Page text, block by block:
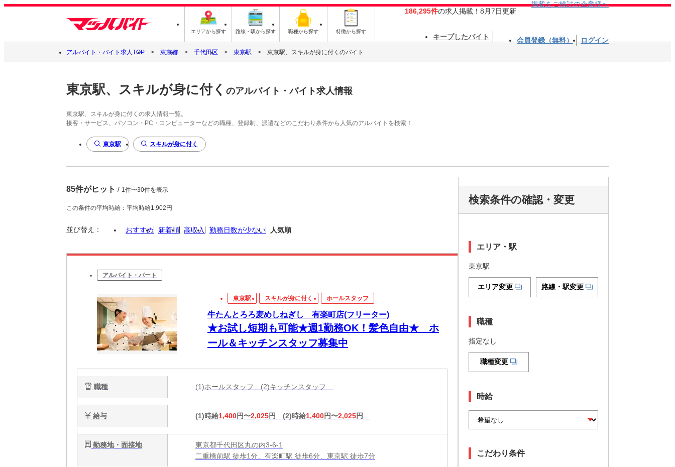
エリアから探す 路線・駅から探す 職種から探す 特徴から探す
186,295件の求人掲載！8月7日更新
掲載をご検討の企業様へ
キープしたバイト 会員登録（無料） ログイン
アルバイト・バイト求人TOP 東京都 千代田区 東京駅 東京駅、スキルが身に付くのバイト
東京駅、スキルが身に付く のアルバイト・バイト求人情報
東京駅、スキルが身に付くの求人情報一覧。
接客・サービス、パソコン・PC・コンピューターなどの職種、登録制、派遣などのこだわり条件から人気のアルバイトを検索！
東京駅 スキルが身に付く
85件がヒット / 1件〜30件を表示
この条件の平均時給：平均時給1,902円
並び替え： おすすめ 新着順 高収入 勤務日数が少ない 人気順
アルバイト・パート
東京駅 スキルが身に付く ホールスタッフ
牛たんとろろ麦めしねぎし 有楽町店(フリーター)
★お試し短期も可能★週1勤務OK！髪色自由★ ホ
ール＆キッチンスタッフ募集中
職種 (1)ホールスタッフ (2)キッチンスタッフ
給与 (1)時給1,400円〜2,025円 (2)時給1,400円〜2,025円
勤務地・面接地
東京都千代田区丸の内3-6-1
二重橋前駅 徒歩1分、有楽町駅 徒歩6分、東京駅 徒歩7分
検索条件の確認・変更
エリア・駅
東京駅
エリア変更 路線・駅変更
職種
指定なし
職種変更
時給
こだわり条件